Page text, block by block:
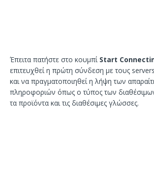
Έπειτα πατήστε στο κουμπί Start
επιτευχθεί η πρώτη σύνδεση με τους
και να πραγματοποιηθεί η λήψη των
πληροφοριών όπως ο τύπος των
τα προϊόντα και τις διαθέσιμες γλώσσες.